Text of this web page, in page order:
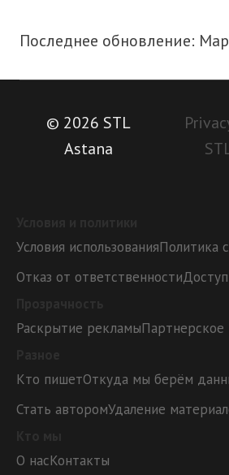
Последнее обновление:
© 2026 STL
Astana
Условия использованияПолитика
Отказ от ответственности
Раскрытие рекламыПартнерское
Кто пишетОткуда мы берём
Стать авторомУдаление
О насКонтакты